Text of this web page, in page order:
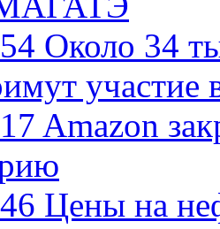
Около 34
участие
Amazon
Цены на